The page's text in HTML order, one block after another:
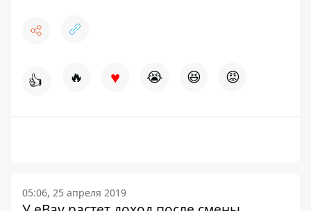
👍 🔥 ♥ 😭 😆 😡
05:06, 25 апреля 2019